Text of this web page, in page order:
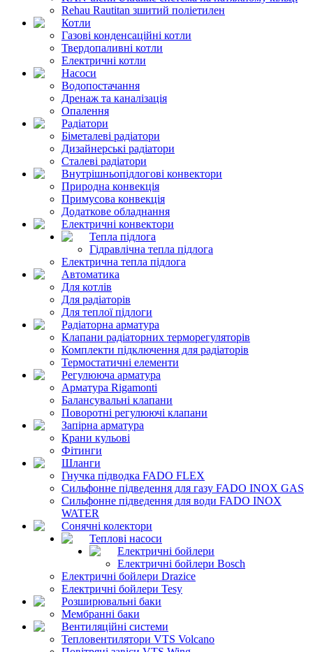
Rehau Rautitan зшитий поліетилен
Котли
Газові конденсаційні котли
Твердопаливні котли
Електричні котли
Насоси
Водопостачання
Дренаж та каналізація
Опалення
Радіатори
Біметалеві радіатори
Дизайнерські радіатори
Сталеві радіатори
Внутрішньопідлогові конвектори
Природна конвекція
Примусова конвекція
Додаткове обладнання
Електричні конвектори
Тепла підлога
Гідравлічна тепла підлога
Електрична тепла підлога
Автоматика
Для котлів
Для радіаторів
Для теплої підлоги
Радіаторна арматура
Клапани радіаторних терморегуляторів
Комплекти підключення для радіаторів
Термостатичні елементи
Регулююча арматура
Арматура Rigamonti
Балансувальні клапани
Поворотні регулюючі клапани
Запірна арматура
Крани кульові
Фітинги
Шланги
Гнучка підводка FADO FLEX
Сильфонне підведення для газу FADO INOX GAS
Сильфонне підведення для води FADO INOX
WATER
Сонячні колектори
Теплові насоси
Електричні бойлери
Електричні бойлери Bosch
Електричні бойлери Drazice
Електричні бойлери Tesy
Розширювальні баки
Мембранні баки
Вентиляційні системи
Тепловентилятори VTS Volcano